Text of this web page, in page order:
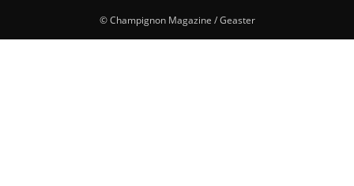
© Champignon Magazine / Geaster